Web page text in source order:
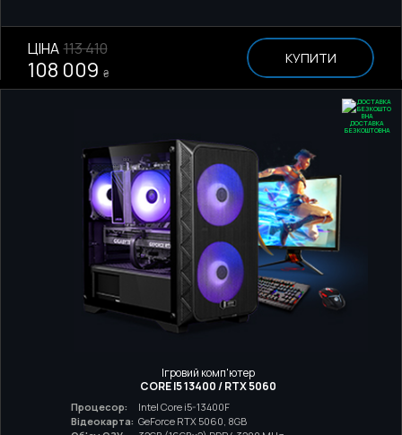
ЦІНА 113 410
108 009 ₴
КУПИТИ
ДОСТАВКА
БЕЗКОШТОВНА
Ігровий комп'ютер
CORE I5 13400 / RTX 5060
Процесор:
Intel Core i5-13400F
Відеокарта: GeForce RTX 5060, 8GB